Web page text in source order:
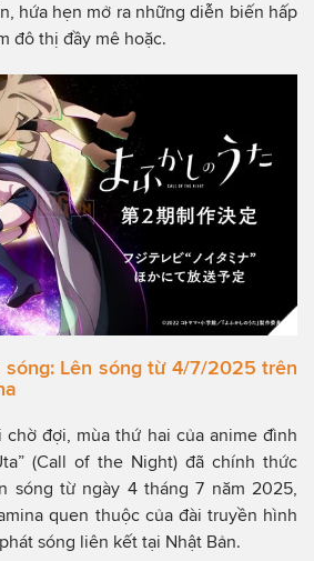
hứa hẹn mở ra những diễn biến hấp
đô thị đầy mê hoặc.
Lên sóng từ 4/7/2025 trên
chờ đợi, mùa thứ hai của anime đình
(Call of the Night) đã chính thức
sóng từ ngày 4 tháng 7 năm 2025,
quen thuộc của đài truyền hình
sóng liên kết tại Nhật Bản.